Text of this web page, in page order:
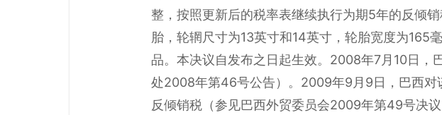
整，按照更新后的税率表继续执行为期5年的反倾
胎，轮辋尺寸为13英寸和14英寸，轮胎宽度为165
品。本决议自发布之日起生效。2008年7月10日，
处2008年第46号公告）。2009年9月9日，巴西对
反倾销税（参见巴西外贸委员会2009年第49号决